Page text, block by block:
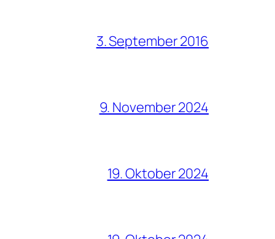
3. September 2016
9. November 2024
19. Oktober 2024